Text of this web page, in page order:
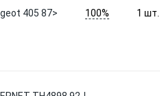
405 87>
100% 1 шт.